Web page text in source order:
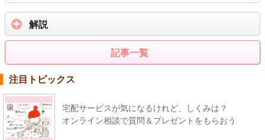
解説
記事一覧
注目トピックス
宅配サービスが気になるけれど、しくみは？
オンライン相談で質問＆プレゼントをもらおう